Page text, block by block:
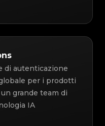
di autenticazione
per i prodotti
grande team di
IA